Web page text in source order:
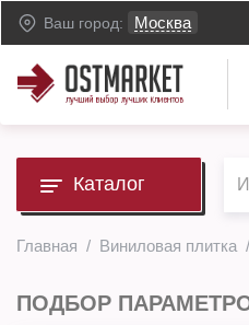
Ваш город: Москва
Каталог
Главная Виниловая плитка
ПОДБОР